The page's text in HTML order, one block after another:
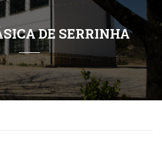
DE SERRINHA